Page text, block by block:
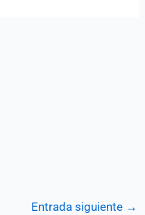
Entrada siguiente →